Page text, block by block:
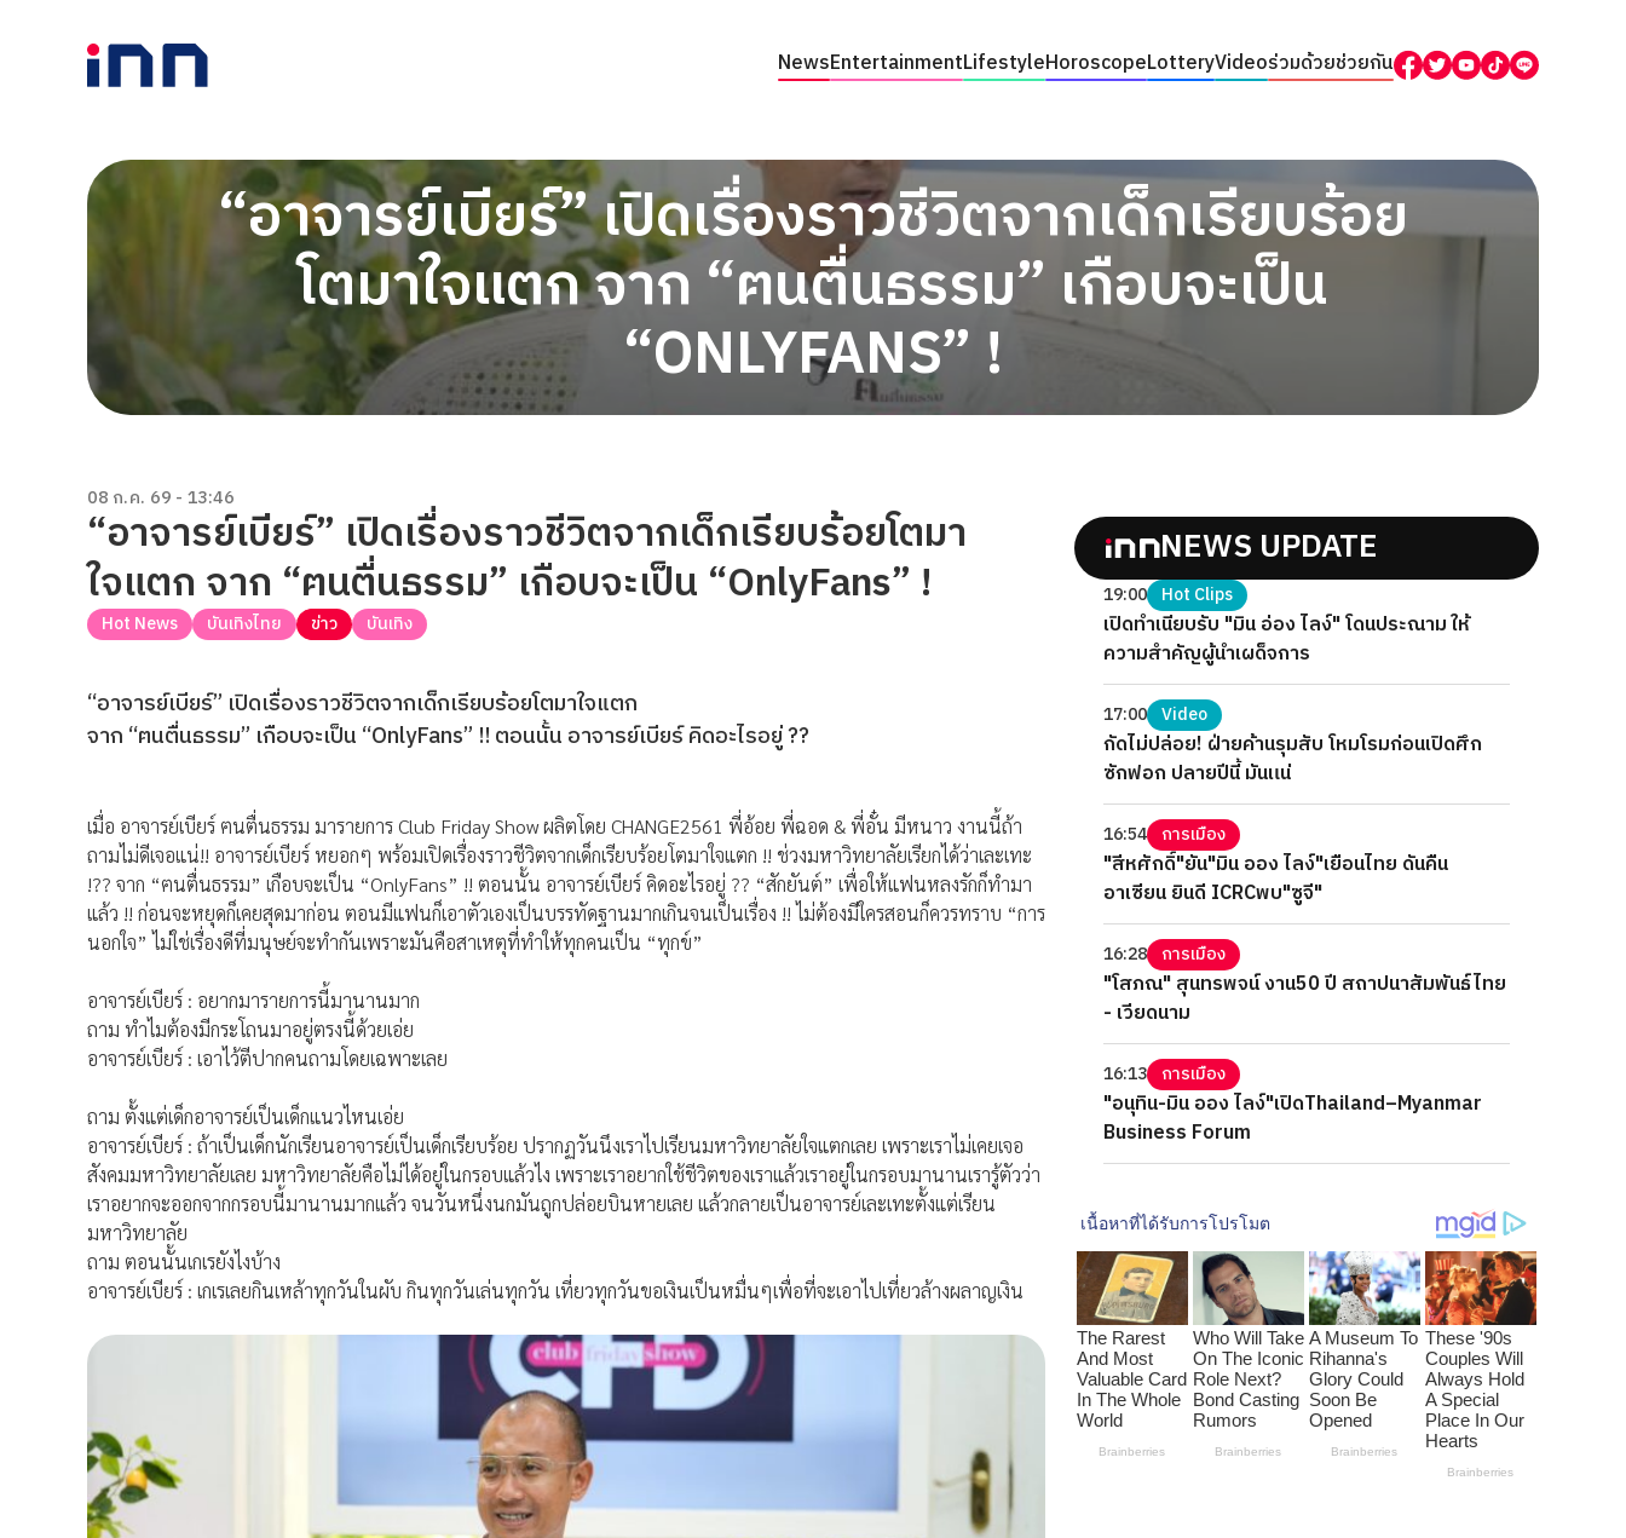
NewsEntertainmentLifestyleHoroscopeLotteryVideoร่วมด้วยช่วยกัน
“อาจารย์เบียร์” เปิดเรื่องราวชีวิตจากเด็กเรียบร้อย
โตมาใจแตก จาก “ฅนตื่นธรรม” เกือบจะเป็น
“ONLYFANS” !
08 ก.ค. 69 - 13:46
“อาจารย์เบียร์” เปิดเรื่องราวชีวิตจากเด็กเรียบร้อยโตมา
ใจแตก จาก “ฅนตื่นธรรม” เกือบจะเป็น “OnlyFans” !
Hot News บันเทิงไทย ข่าว บันเทิง
“อาจารย์เบียร์” เปิดเรื่องราวชีวิตจากเด็กเรียบร้อยโตมาใจแตก
จาก “ฅนตื่นธรรม” เกือบจะเป็น “OnlyFans” !! ตอนนั้น อาจารย์เบียร์ คิดอะไรอยู่ ??
เมื่อ อาจารย์เบียร์ ฅนตื่นธรรม มารายการ Club Friday Show ผลิตโดย CHANGE2561 พี่อ้อย พี่ฉอด & พี่อั๋น มีหนาว งานนี้ถ้า
ถามไม่ดีเจอแน่!! อาจารย์เบียร์ หยอกๆ พร้อมเปิดเรื่องราวชีวิตจากเด็กเรียบร้อยโตมาใจแตก !! ช่วงมหาวิทยาลัยเรียกได้ว่าเละเทะ
!?? จาก “ฅนตื่นธรรม” เกือบจะเป็น “OnlyFans” !! ตอนนั้น อาจารย์เบียร์ คิดอะไรอยู่ ?? “สักยันต์” เพื่อให้แฟนหลงรักก็ทำมา
แล้ว !! ก่อนจะหยุดก็เคยสุดมาก่อน ตอนมีแฟนก็เอาตัวเองเป็นบรรทัดฐานมากเกินจนเป็นเรื่อง !! ไม่ต้องมีใครสอนก็ควรทราบ “การ
นอกใจ” ไม่ใช่เรื่องดีที่มนุษย์จะทำกันเพราะมันคือสาเหตุที่ทำให้ทุกคนเป็น “ทุกข์”
อาจารย์เบียร์ : อยากมารายการนี้มานานมาก
ถาม ทำไมต้องมีกระโถนมาอยู่ตรงนี้ด้วยเอ่ย
อาจารย์เบียร์ : เอาไว้ตีปากคนถามโดยเฉพาะเลย
ถาม ตั้งแต่เด็กอาจารย์เป็นเด็กแนวไหนเอ่ย
อาจารย์เบียร์ : ถ้าเป็นเด็กนักเรียนอาจารย์เป็นเด็กเรียบร้อย ปรากฏวันนึงเราไปเรียนมหาวิทยาลัยใจแตกเลย เพราะเราไม่เคยเจอ
สังคมมหาวิทยาลัยเลย มหาวิทยาลัยคือไม่ได้อยู่ในกรอบแล้วไง เพราะเราอยากใช้ชีวิตของเราแล้วเราอยู่ในกรอบมานานเรารู้ตัวว่า
เราอยากจะออกจากกรอบนี้มานานมากแล้ว จนวันหนึ่งนกมันถูกปล่อยบินหายเลย แล้วกลายเป็นอาจารย์เละเทะตั้งแต่เรียน
มหาวิทยาลัย
ถาม ตอนนั้นเกเรยังไงบ้าง
อาจารย์เบียร์ : เกเรเลยกินเหล้าทุกวันในผับ กินทุกวันเล่นทุกวัน เที่ยวทุกวันขอเงินเป็นหมื่นๆเพื่อที่จะเอาไปเที่ยวล้างผลาญเงิน
NEWS UPDATE
19:00 Hot Clips
เปิดทำเนียบรับ "มิน อ่อง ไลง์" โดนประณาม ให้
ความสำคัญผู้นำเผด็จการ
17:00 Video
กัดไม่ปล่อย! ฝ่ายค้านรุมสับ โหมโรมก่อนเปิดศึก
ซักฟอก ปลายปีนี้ มันแน่
16:54 การเมือง
"สีหศักดิ์"ยัน"มิน ออง ไลง์"เยือนไทย ดันคืน
อาเซียน ยินดี ICRCพบ"ซูจี"
16:28 การเมือง
"โสภณ" สุนทรพจน์ งาน50 ปี สถาปนาสัมพันธ์ไทย
- เวียดนาม
16:13 การเมือง
"อนุทิน-มิน ออง ไลง์"เปิดThailand–Myanmar
Business Forum